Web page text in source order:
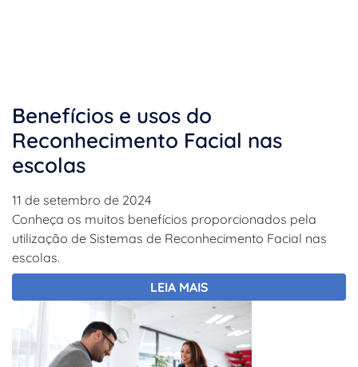
Benefícios e usos do
Reconhecimento Facial nas
escolas
11 de setembro de 2024
Conheça os muitos benefícios proporcionados pela
utilização de Sistemas de Reconhecimento Facial nas
escolas.
LEIA MAIS